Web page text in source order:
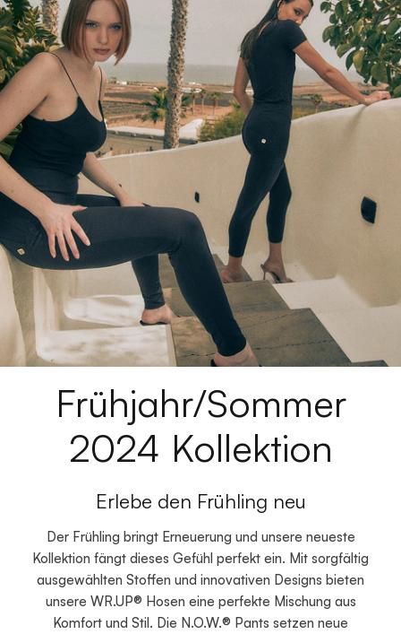
Frühjahr/Sommer
2024 Kollektion
Erlebe den Frühling neu
Der Frühling bringt Erneuerung und unsere neueste
Kollektion fängt dieses Gefühl perfekt ein. Mit sorgfältig
ausgewählten Stoffen und innovativen Designs bieten
unsere WR.UP® Hosen eine perfekte Mischung aus
Komfort und Stil. Die N.O.W.® Pants setzen neue